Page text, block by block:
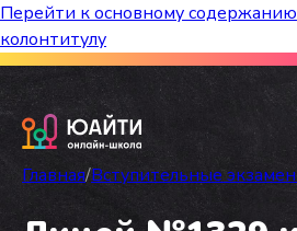
Перейти к основному содержанию
колонтитулу
Бесплатный марафон к
Главная/Вступительные